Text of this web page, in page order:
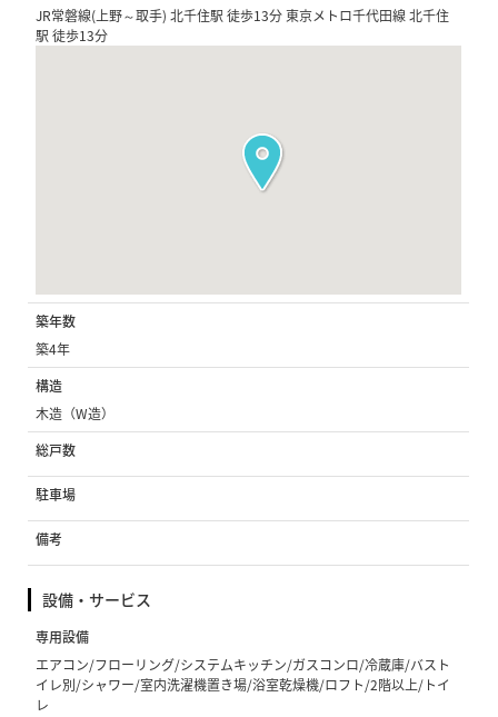
JR常磐線(上野～取手) 北千住駅 徒歩13分 東京メトロ千代田線 北千住
駅 徒歩13分
築年数
築4年
構造
木造（W造）
総戸数
駐車場
備考
設備・サービス
専用設備
エアコン/フローリング/システムキッチン/ガスコンロ/冷蔵庫/バスト
イレ別/シャワー/室内洗濯機置き場/浴室乾燥機/ロフト/2階以上/トイ
レ